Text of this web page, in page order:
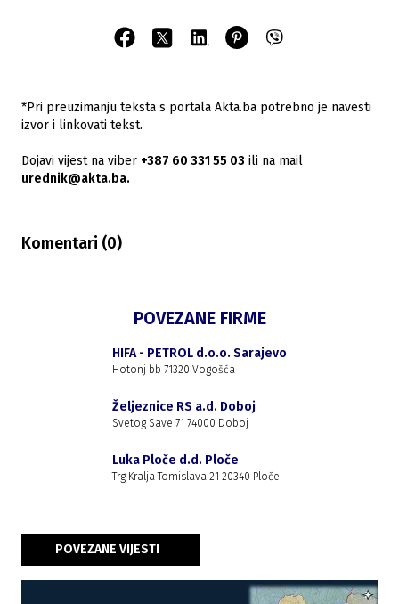
*Pri preuzimanju teksta s portala Akta.ba potrebno je navesti
izvor i linkovati tekst.
Dojavi vijest na viber +387 60 331 55 03 ili na mail
urednik@akta.ba.
Komentari (0)
POVEZANE FIRME
HIFA - PETROL d.o.o. Sarajevo
Hotonj bb 71320 Vogošća
Željeznice RS a.d. Doboj
Svetog Save 71 74000 Doboj
Luka Ploče d.d. Ploče
Trg Kralja Tomislava 21 20340 Ploče
POVEZANE VIJESTI